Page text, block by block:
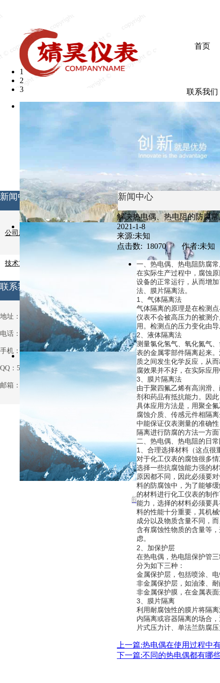
首页
联系我们
1
2
3
新闻中心
公司新闻
技术支持
联系我们
地址：安徽省天长市铜城铜北村
电话：0550-7514063
手机：13721013931
QQ：531970962
邮箱：531970962@qq.com
新闻中心
解决热电偶、热电阻的防腐
2021-1-8
来源:未知
点击数: 18070 作者:未知
一、热电偶、热电阻防腐
在实际生产过程中，腐蚀
设备的正常运行，从而增
法、膜片隔离法。
1、气体隔离法
气体隔离的原理是在检测
仪表不会被高压力的被测
用。检测点的压力变化由
2、液体隔离法
测量氯化氢气、氧化氮气
表的金属零部件隔离起来
质之间发生化学反应，从
腐效果并不好，在实际应
3、膜片隔离法
由于聚四氟乙烯有高润滑
剂和药品有抵抗能力。因
具体应用方法是，用聚全
腐蚀介质、传感元件相隔
中能保证仪表测量的准确
隔离进行防腐的方法一方
二、热电偶、热电阻的日
1、合理选择材料（这点很
对于化工仪表的腐蚀很多
选择一些抗腐蚀能力强的
原因都不同，因此必须要
料的防腐蚀中，为了能够
的材料进行化工仪表的制
能力，选择的材料必须要
料的性能十分重要，其机
成分以及物质含量不同，
含有腐蚀性物质的含量等
虑。
2、加保护层
在热电偶，热电阻保护管
分为如下三种：
金属保护层，包括喷涂、
非金属保护层，如油漆、
非金属保护膜，在金属表
3、膜片隔离
利用耐腐蚀性的膜片将隔
内隔离或容器隔离的场合
片式压力计、单法兰防腐
上一篇:热电偶在使用过程中
下一篇:不同的热电偶都有哪
电话 :137 2101 3931 邮箱:
皖ICP备2021001188号
首页 关于公司 新闻中心